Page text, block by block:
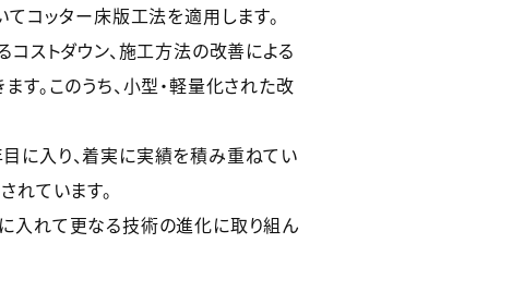
コッター床版工法を適用します。
ストダウン、施工方法の改善による
。このうち、小型・軽量化された改
に入り、着実に実績を積み重ねてい
れています。
入れて更なる技術の進化に取り組ん